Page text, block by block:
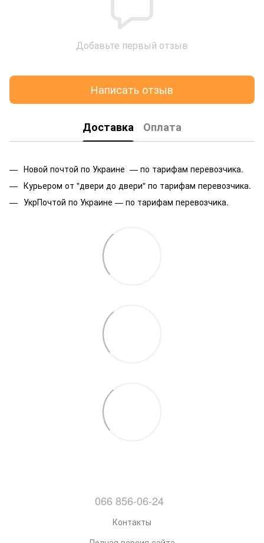
Добавьте первый отзыв
Написать отзыв
Доставка Оплата
Новой почтой по Украине — по тарифам перевозчика.
Курьером от "двери до двери" по тарифам перевозчика.
УкрПочтой по Украине — по тарифам перевозчика.
066 856-06-24
Контакты